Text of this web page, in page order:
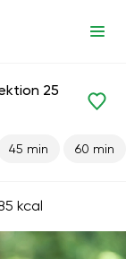
25
45 min 60 min
kcal